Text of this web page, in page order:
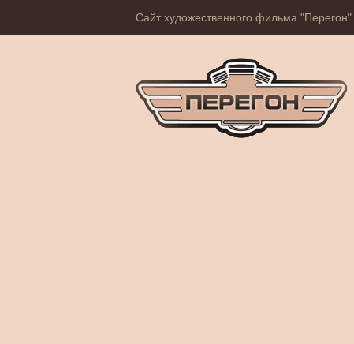
Сайт художественного фильма "Перегон"